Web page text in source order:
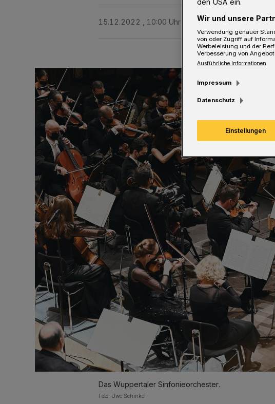
15.12.2022 , 10:00 Uhr Eine Minute Lesezeit
Das Wuppertaler Sinfonieorchester.
Foto: Uwe Schinkel
den USA ein.
Wir und unsere
Verwendung genauer
von oder Zugriff auf
Werbeleistung und der
Verbesserung von
Ausführliche Informationen
Impressum
Datenschutz
Einstellungen